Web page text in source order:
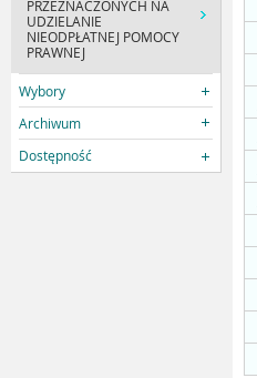
PRZEZNACZONYCH NA
UDZIELANIE
NIEODPŁATNEJ POMOCY
PRAWNEJ
Wybory
Archiwum
Dostępność